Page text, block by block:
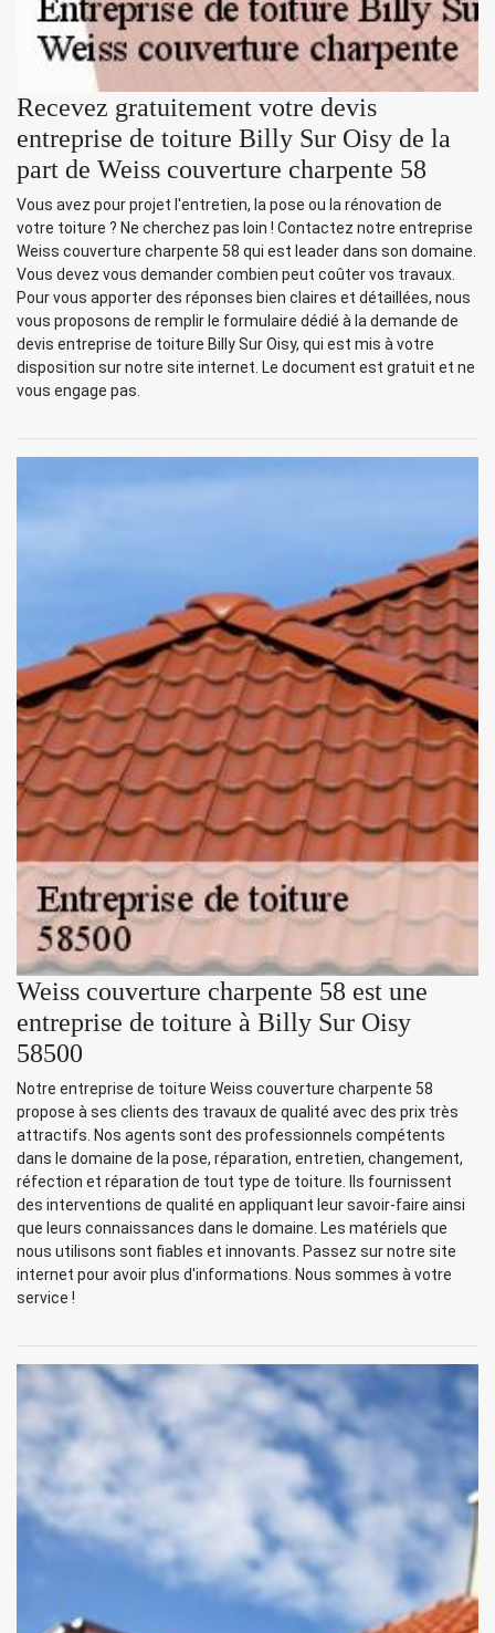
Recevez gratuitement votre devis
entreprise de toiture Billy Sur Oisy de la
part de Weiss couverture charpente 58
Vous avez pour projet l'entretien, la pose ou la rénovation de
votre toiture ? Ne cherchez pas loin ! Contactez notre entreprise
Weiss couverture charpente 58 qui est leader dans son domaine.
Vous devez vous demander combien peut coûter vos travaux.
Pour vous apporter des réponses bien claires et détaillées, nous
vous proposons de remplir le formulaire dédié à la demande de
devis entreprise de toiture Billy Sur Oisy, qui est mis à votre
disposition sur notre site internet. Le document est gratuit et ne
vous engage pas.
Weiss couverture charpente 58 est une
entreprise de toiture à Billy Sur Oisy
58500
Notre entreprise de toiture Weiss couverture charpente 58
propose à ses clients des travaux de qualité avec des prix très
attractifs. Nos agents sont des professionnels compétents
dans le domaine de la pose, réparation, entretien, changement,
réfection et réparation de tout type de toiture. Ils fournissent
des interventions de qualité en appliquant leur savoir-faire ainsi
que leurs connaissances dans le domaine. Les matériels que
nous utilisons sont fiables et innovants. Passez sur notre site
internet pour avoir plus d'informations. Nous sommes à votre
service !